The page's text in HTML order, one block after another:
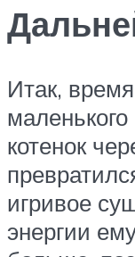
Итак,
котенок
игривое
энергии